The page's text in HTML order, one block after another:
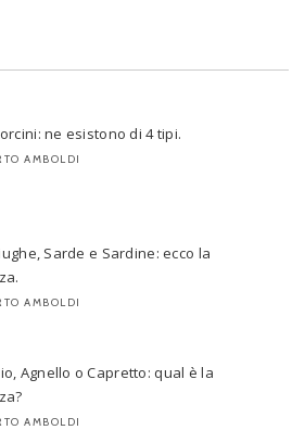
ne esistono di 4 tipi.
AMBOLDI
Sarde e Sardine: ecco la
AMBOLDI
Agnello o Capretto: qual è la
AMBOLDI